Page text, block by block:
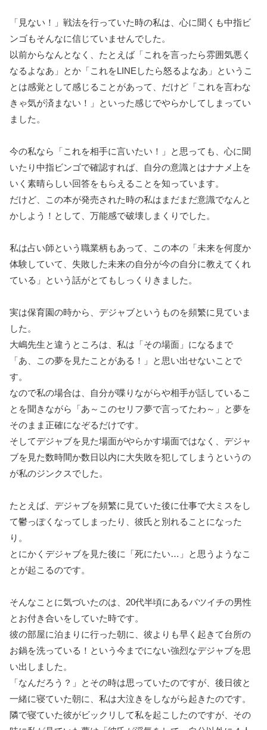
「見ない！」戦法を行っていた時の私は、心に聞くも中指ビ
ンゴもそんなに信じていませんでした。
以前からなんとなく、たとえば「これを言ったら雰囲気悪く
なるよなあ」とか「これをLINEしたら怒るよなあ」というこ
とは感覚として感じることがあって、だけど「これを言わな
きゃ気が済まない！」といった感じでやらかしてしまってい
ました。
今の私なら「これを相手に言いたい！」と思っても、心に聞
いたり中指ビンゴで確認すれば、自分の意識とはナナメ上を
いく素晴らしい回答をもらえることを知っています。
だけど、この本が発売された時の私はまだまだ意識でなんと
かしよう！として、万能感で破壊しまくりでした。
私は占い師という職業柄もあって、この本の「未来を何度か
体験していて、失敗した未来の自分が今の自分に教えてくれ
ている」という話がとてもしっくりきました。
実は保育園の時から、デジャブというものを頻繁に見ていま
した。
大嶋先生と違うところは、私は「その場面」になるまで
「あ、この夢を見たことがある！」と思い出せないことで
す。
なので私の場合は、自分が喋りながらや相手が話しているこ
とを聞きながら「あ～このセリフ夢で言ってたわ～」と夢を
そのまま正確になぞるだけです。
そしてデジャブを見た場面がやらかす場面ではなく、デジャ
ブを見た数時間か数日以内に大失敗を犯してしまうというの
が私のジンクスでした。
たとえば、デジャブを頻繁に見ていた後に仕事で大ミスをし
て鬱っぽくなってしまったり、彼氏と別れることになった
り。
とにかくデジャブを見た後に「死にたい…」と思うようなこ
とが起こるのです。
そんなことに気づいたのは、20代半頃にあるバツイチの男性
とお付き合いをしていた時です。
彼の部屋に泊まりに行った朝に、彼よりも早く起きて台所の
お鍋を洗っている！という今までにない強烈なデジャブを思
い出しました。
「なんだろう？」とその時は思っていたのですが、後日彼と
一緒に寝ていた朝に、私は大泣きをしながら起きたのです。
隣で寝ていた彼がビックリして私を起こしたのですが、その